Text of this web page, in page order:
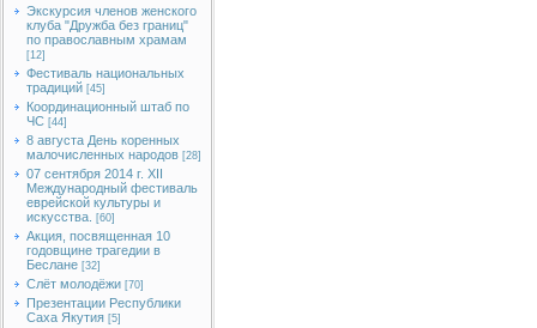
Экскурсия членов женского
клуба "Дружба без границ"
по православным храмам
[12]
Фестиваль национальных
традиций [45]
Координационный штаб по
ЧС [44]
8 августа День коренных
малочисленных народов [28]
07 сентября 2014 г. XII
Международный фестиваль
еврейской культуры и
искусства.
[60]
Акция, посвященная 10
годовщине трагедии в
Беслане [32]
Слёт молодёжи [70]
Презентации Республики
Саха Якутия [5]